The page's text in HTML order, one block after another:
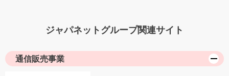
ジャパネットグループ関連サイト
通信販売事業